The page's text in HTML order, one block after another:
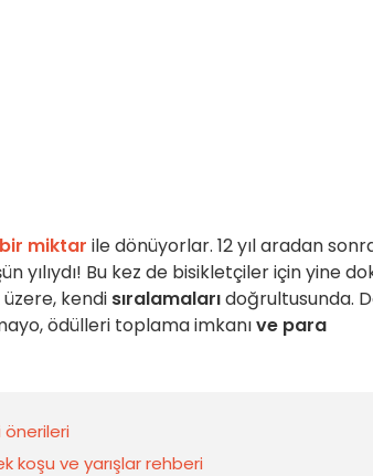
miktar ile dönüyorlar. 12 yıl aradan
yılıydı! Bu kez de bisikletçiler için yine
kendi sıralamalarıdoğrultusunda.
ödülleri toplama imkanıve para
koşu ve yarışlar rehberi